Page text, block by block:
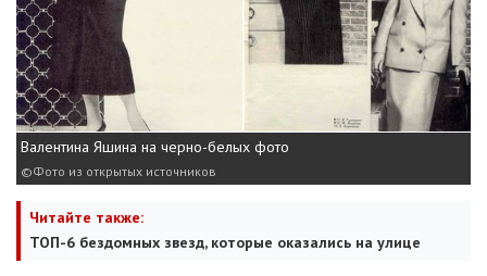
Валентина Яшина на черно-белых фото
Фото из открытых источников
Читайте также:
ТОП-6 бездомных звезд, которые оказались на улице